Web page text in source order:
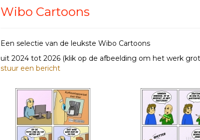
Wibo Cartoons
Een selectie van de leukste Wibo Cartoons
uit 2024 tot 2026 (klik op de afbeelding om het werk
stuur een bericht